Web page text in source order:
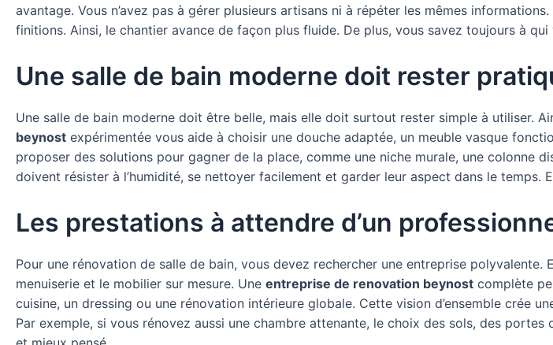
avantage. Vous n’avez pas à gérer plusieurs artisans ni à répéter les mêmes
finitions. Ainsi, le chantier avance de façon plus fluide. De plus, vous savez toujours à qui
Une salle de bain moderne doit rester
Une salle de bain moderne doit être belle, mais elle doit surtout rester simple à utiliser.
beynost expérimentée vous aide à choisir une douche adaptée, un meuble vasque
proposer des solutions pour gagner de la place, comme une niche murale, une colonne
doivent résister à l’humidité, se nettoyer facilement et garder leur aspect dans le
Les prestations à attendre d’un
Pour une rénovation de salle de bain, vous devez rechercher une entreprise
menuiserie et le mobilier sur mesure. Une entreprise de renovation beynost complète
cuisine, un dressing ou une rénovation intérieure globale. Cette vision d’ensemble crée
Par exemple, si vous rénovez aussi une chambre attenante, le choix des sols, des